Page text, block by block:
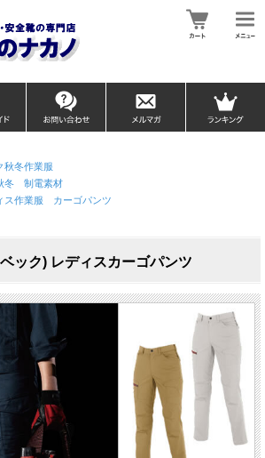
秋冬作業服
冬 制電素材
ス作業服 カーゴパンツ
ック) レディスカーゴパンツ